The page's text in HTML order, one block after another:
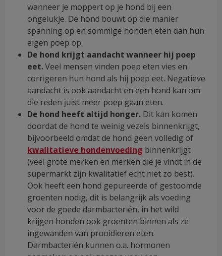
wanneer je moppert op je hond bij een
ongelukje. De hond bouwt op die manier
spanning op en sommige honden eten dan hun
eigen poep op.
De hond krijgt aandacht wanneer hij poep
eet.Veel mensen vinden poep eten vies en
corrigeren hun hond als hij poep eet. Negatieve
aandacht is ook aandacht en een hond kan om
die reden juist meer poep gaan eten.
De hond heeft altijd honger. Dit kan komen
doordat de hond te weinig vezels binnenkrijgt,
bijvoorbeeld omdat de hond geen volledig of
kwalitatieve hondenvoeding binnenkrijgt
(veel grote merken en merken die je vindt in de
supermarkt zijn kwalitatief echt niet zo best).
Ook heeft een hond gepureerde of gestoomde
groenten nodig, dit is belangrijk als voeding
voor de goede darmbacteriën, in het wild
krijgen honden ook groenten binnen als ze
ingewanden van prooidieren eten.
Darmbacteriën kunnen o.a. hormonen